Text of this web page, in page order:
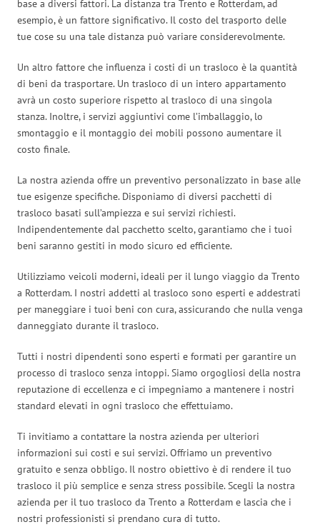
base a diversi fattori. La distanza tra Trento e Rotterdam, ad
esempio, è un fattore significativo. Il costo del trasporto delle
tue cose su una tale distanza può variare considerevolmente.
Un altro fattore che influenza i costi di un trasloco è la quantità
di beni da trasportare. Un trasloco di un intero appartamento
avrà un costo superiore rispetto al trasloco di una singola
stanza. Inoltre, i servizi aggiuntivi come l’imballaggio, lo
smontaggio e il montaggio dei mobili possono aumentare il
costo finale.
La nostra azienda offre un preventivo personalizzato in base alle
tue esigenze specifiche. Disponiamo di diversi pacchetti di
trasloco basati sull’ampiezza e sui servizi richiesti.
Indipendentemente dal pacchetto scelto, garantiamo che i tuoi
beni saranno gestiti in modo sicuro ed efficiente.
Utilizziamo veicoli moderni, ideali per il lungo viaggio da Trento
a Rotterdam. I nostri addetti al trasloco sono esperti e addestrati
per maneggiare i tuoi beni con cura, assicurando che nulla venga
danneggiato durante il trasloco.
Tutti i nostri dipendenti sono esperti e formati per garantire un
processo di trasloco senza intoppi. Siamo orgogliosi della nostra
reputazione di eccellenza e ci impegniamo a mantenere i nostri
standard elevati in ogni trasloco che effettuiamo.
Ti invitiamo a contattare la nostra azienda per ulteriori
informazioni sui costi e sui servizi. Offriamo un preventivo
gratuito e senza obbligo. Il nostro obiettivo è di rendere il tuo
trasloco il più semplice e senza stress possibile. Scegli la nostra
azienda per il tuo trasloco da Trento a Rotterdam e lascia che i
nostri professionisti si prendano cura di tutto.